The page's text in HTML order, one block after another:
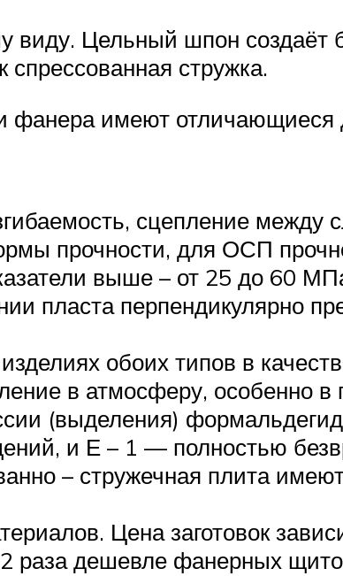
Цельный шпон создаёт
стружка.
имеют отличающиеся
сцепление между
прочности, для ОСП
выше – от 25 до 60
пласта перпендикулярно
обоих типов в
в атмосферу, особенно в
(выделения)
и Е – 1 — полностью
– стружечная плита
Цена заготовок
раза дешевле фанерных